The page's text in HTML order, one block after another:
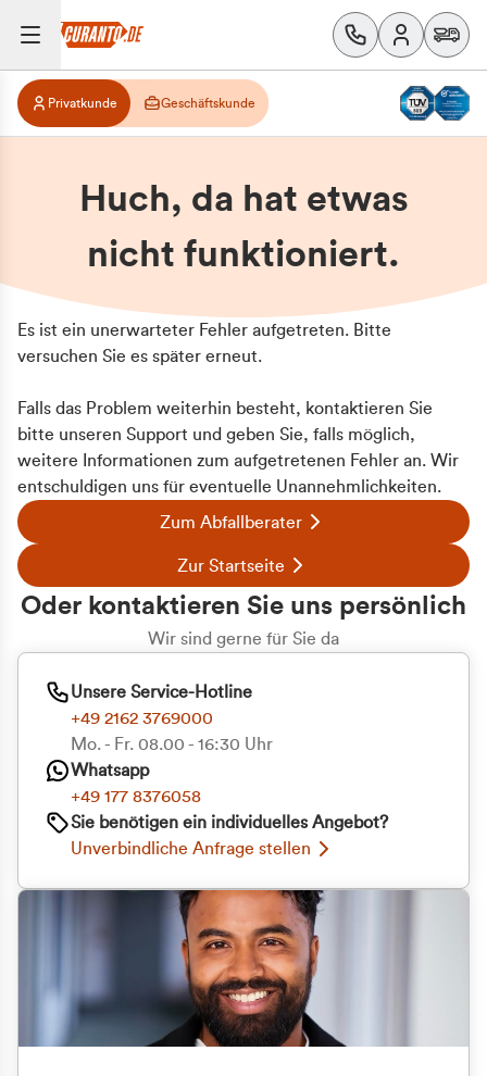
Privatkunde Geschäftskunde
Huch, da hat etwas
nicht funktioniert.
Es ist ein unerwarteter Fehler aufgetreten. Bitte
versuchen Sie es später erneut.
Falls das Problem weiterhin besteht, kontaktieren Sie
bitte unseren Support und geben Sie, falls möglich,
weitere Informationen zum aufgetretenen Fehler an. Wir
entschuldigen uns für eventuelle Unannehmlichkeiten.
Zum Abfallberater
Zur Startseite
Oder kontaktieren Sie uns persönlich
Wir sind gerne für Sie da
Unsere Service-Hotline
+49 2162 3769000
Mo. - Fr. 08.00 - 16:30 Uhr
Whatsapp
+49 177 8376058
Sie benötigen ein individuelles Angebot?
Unverbindliche Anfrage stellen